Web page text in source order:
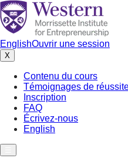
EnglishOuvrir une session
X
Contenu du cours
Témoignages de
Inscription
FAQ
Écrivez-nous
English